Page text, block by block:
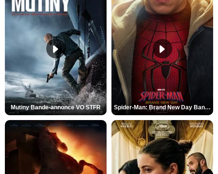
Mutiny Bande-annonce VO STFR Spider-Man: Brand New Day Bande-annonce VO STFR